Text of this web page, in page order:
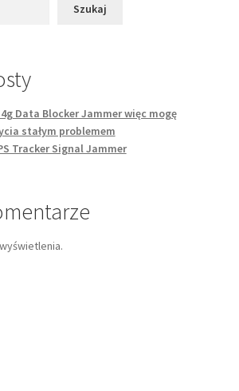
Szukaj
Data Blocker Jammer więc mogę
stałym problemem
Tracker Signal Jammer